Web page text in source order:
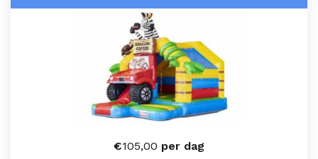
€105,00 per dag